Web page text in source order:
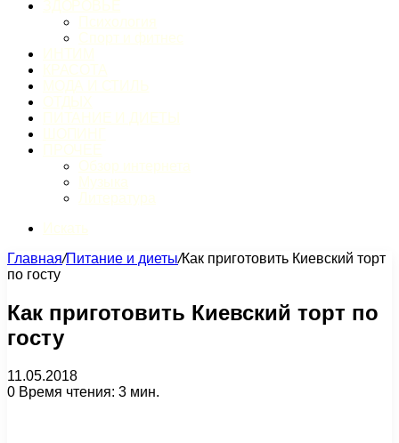
Главная/Питание и диеты/Как приготовить Киевский торт
по госту
Как приготовить Киевский торт по
госту
11.05.2018
0 Время чтения: 3 мин.